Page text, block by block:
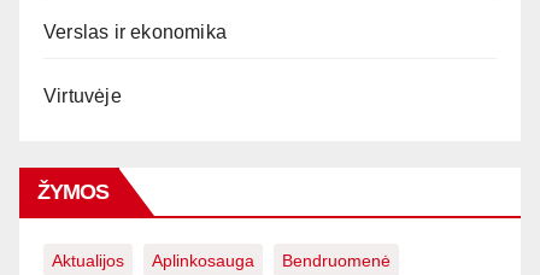
Verslas ir ekonomika
Virtuvėje
ŽYMOS
Aktualijos Aplinkosauga Bendruomenė